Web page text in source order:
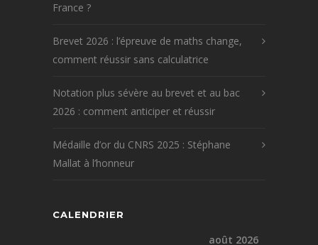
France ?
Brevet 2026 : l’épreuve de maths change,
comment réussir sans calculatrice
Notation plus sévère au brevet et au bac
2026 : comment anticiper et réussir
Médaille d’or du CNRS 2025 : Stéphane
Mallat à l’honneur
CALENDRIER
août 2026